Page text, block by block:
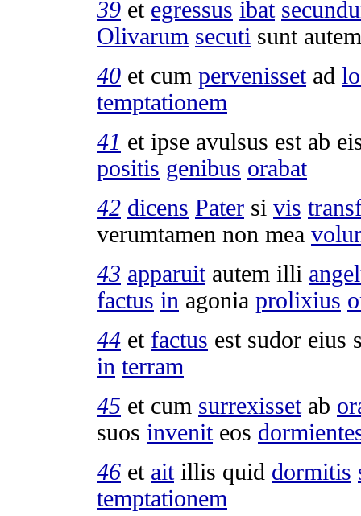
39 et egressus ibat
Olivarum secuti sunt
40 et cum pervenissetad
temptationem
41 et ipse avulsus est ab
positis genibus orabat
42 dicens Pater si vis
verumtamen non mea
43 apparuitautem illi
factus in agonia prolixius
44 et factus est sudor eius
in terram
45 et cum surrexissetab
suos inveniteos
46 et aitillis quid dormitis
temptationem